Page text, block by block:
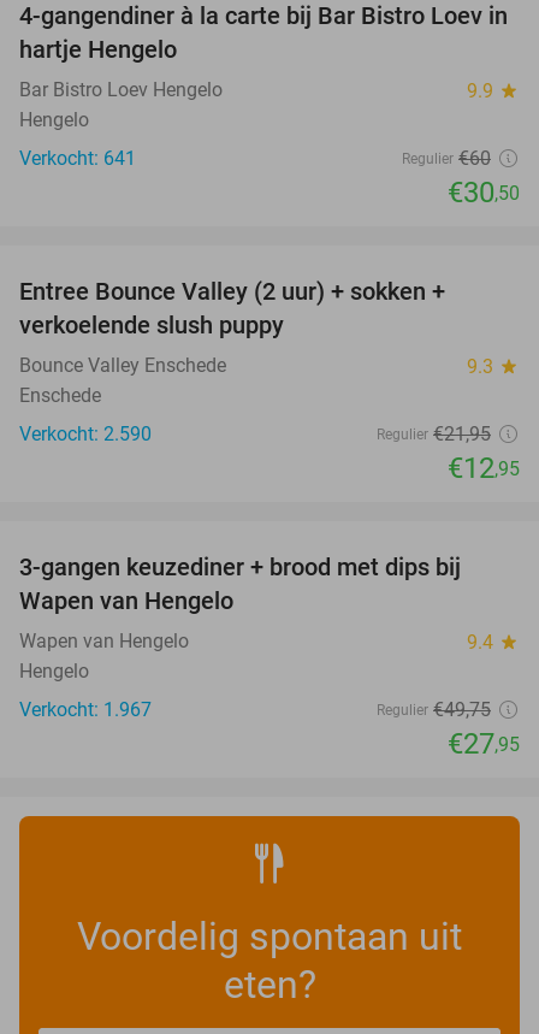
49%
4-gangendiner à la carte bij Bar Bistro Loev in
hartje Hengelo
Bar Bistro Loev Hengelo 9.9 star
Hengelo
Verkocht: 641
Regulier €60
€30,50
Entree Bounce Valley (2 uur) + sokken +
verkoelende slush puppy
Bounce Valley Enschede 9.3 star
Enschede
Verkocht: 2.590
Regulier €21,95
€12,95
3-gangen keuzediner + brood met dips bij
Wapen van Hengelo
Wapen van Hengelo 9.4 star
Hengelo
Verkocht: 1.967
Regulier €49,75
€27,95
Voordelig spontaan uit
eten?